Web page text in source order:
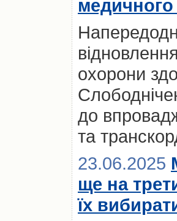
медичного
охорони
до
та
23.06.2025
ще на
їх